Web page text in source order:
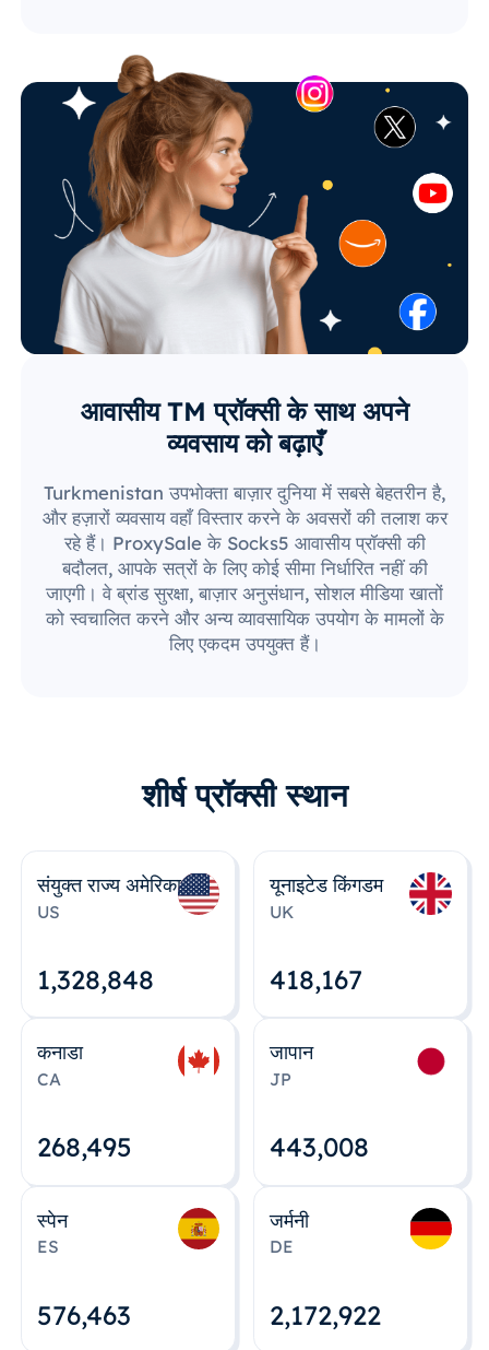
आवासीय TM प्रॉक्सी के साथ अपने
व्यवसाय को बढ़ाएँ
Turkmenistan उपभोक्ता बाज़ार दुनिया में सबसे बेहतरीन है,
और हज़ारों व्यवसाय वहाँ विस्तार करने के अवसरों की तलाश कर
रहे हैं। ProxySale के Socks5 आवासीय प्रॉक्सी की
बदौलत, आपके सत्रों के लिए कोई सीमा निर्धारित नहीं की
जाएगी। वे ब्रांड सुरक्षा, बाज़ार अनुसंधान, सोशल मीडिया खातों
को स्वचालित करने और अन्य व्यावसायिक उपयोग के मामलों के
लिए एकदम उपयुक्त हैं।
शीर्ष प्रॉक्सी स्थान
संयुक्त राज्य अमेरिका
US
1,328,848
यूनाइटेड किंगडम
UK
418,167
कनाडा
CA
268,495
जापान
JP
443,008
स्पेन
ES
576,463
जर्मनी
DE
2,172,922